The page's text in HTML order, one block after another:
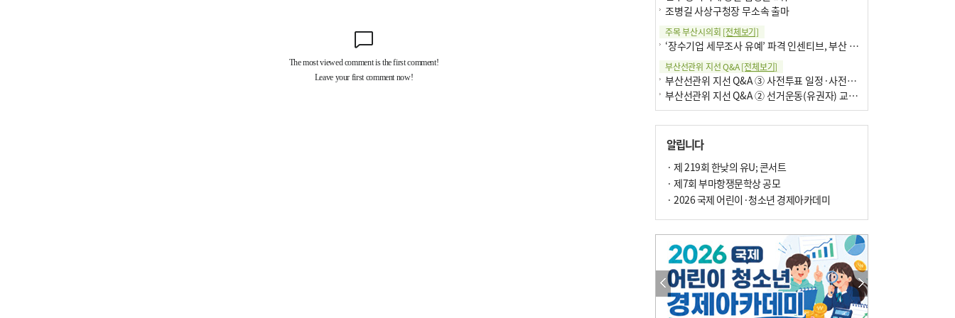
조병길 사상구청장 무소속 출마
주목 부산시의회 [전체보기]
‘장수기업 세무조사 유예’ 파격 인센티브, 부산 유출 막을까
부산선관위 지선 Q&A[전체보기]
부산선관위 지선 Q&A ③ 사전투표 일정·사전투표함 보관
부산선관위 지선 Q&A ② 선거운동(유권자) 교육감투표용지
알립니다
· 제 219회 한낮의 유U; 콘서트
· 제7회 부마항쟁문학상 공모
· 2026 국제 어린이·청소년 경제아카데미